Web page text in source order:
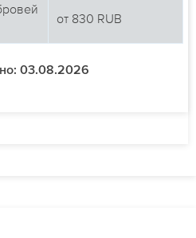
от 830 RUB
03.08.2026